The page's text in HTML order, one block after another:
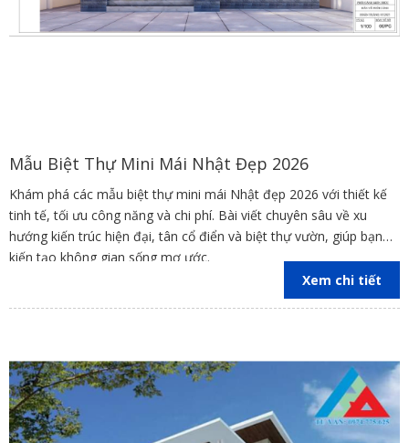
Mẫu Biệt Thự Mini Mái Nhật Đẹp 2026
Khám phá các mẫu biệt thự mini mái Nhật đẹp 2026 với thiết kế
tinh tế, tối ưu công năng và chi phí. Bài viết chuyên sâu về xu
hướng kiến trúc hiện đại, tân cổ điển và biệt thự vườn, giúp bạn
kiến tạo không gian sống mơ ước.
Xem chi tiết